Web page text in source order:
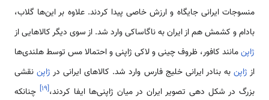
منسوجات ایرانی جایگاه و ارزش خاصی پیدا کردند. علاوه بر این‌ها گلاب،
بادام و کشمش هم از ایران به ناگاساکی وارد شد. از سوی دیگر کالاهایی از
ژاپنمانند کافور، ظروف چینی و لاکی ژاپنی و احتمالا مس توسط هلندی‌ها
از ژاپن به بنادر ایرانی خلیج فارس وارد شد. کالاهای ایرانی در ژاپننقشی
بزرگ در شکل دهی تصویر ایران در میان ژاپنی‌ها ایفا کردند،[۱۹] چنانکه